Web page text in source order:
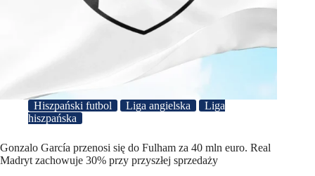
Hiszpański futbol Liga angielska
Liga
hiszpańska
Gonzalo García przenosi się do Fulham za 40 mln euro. Real
Madryt zachowuje 30% przy przyszłej sprzedaży